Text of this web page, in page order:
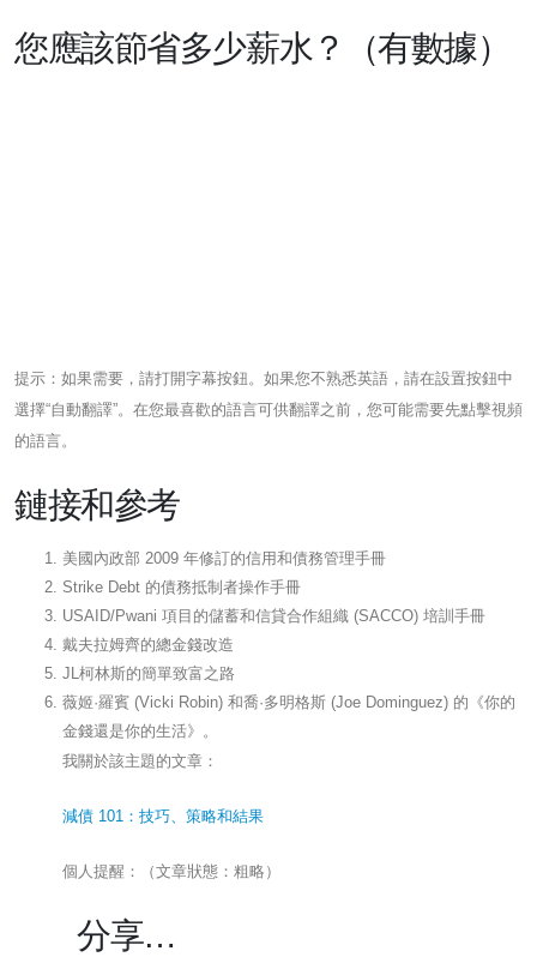
您應該節省多少薪水？（有數據）
提示：如果需要，請打開字幕按鈕。如果您不熟悉英語，請在設置按鈕中
選擇“自動翻譯”。在您最喜歡的語言可供翻譯之前，您可能需要先點擊視頻
的語言。
鏈接和參考
美國內政部 2009 年修訂的信用和債務管理手冊
Strike Debt 的債務抵制者操作手冊
USAID/Pwani 項目的儲蓄和信貸合作組織 (SACCO) 培訓手冊
戴夫拉姆齊的總金錢改造
JL柯林斯的簡單致富之路
薇姬·羅賓 (Vicki Robin) 和喬·多明格斯 (Joe Dominguez) 的《你的
金錢還是你的生活》。
我關於該主題的文章：
減債 101：技巧、策略和結果
個人提醒：（文章狀態：粗略）
分享…